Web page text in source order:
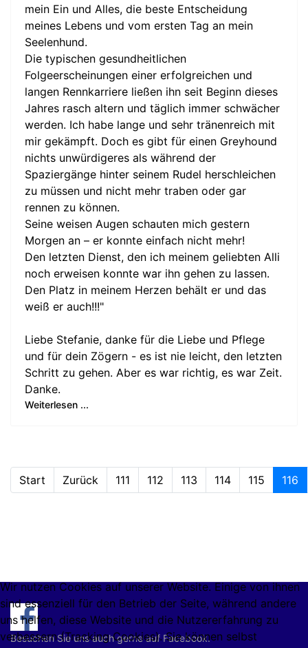
mein Ein und Alles, die beste Entscheidung
meines Lebens und vom ersten Tag an mein
Seelenhund.
Die typischen gesundheitlichen
Folgeerscheinungen einer erfolgreichen und
langen Rennkarriere ließen ihn seit Beginn dieses
Jahres rasch altern und täglich immer schwächer
werden. Ich habe lange und sehr tränenreich mit
mir gekämpft. Doch es gibt für einen Greyhound
nichts unwürdigeres als während der
Spaziergänge hinter seinem Rudel herschleichen
zu müssen und nicht mehr traben oder gar
rennen zu können.
Seine weisen Augen schauten mich gestern
Morgen an – er konnte einfach nicht mehr!
Den letzten Dienst, den ich meinem geliebten Alli
noch erweisen konnte war ihn gehen zu lassen.
Den Platz in meinem Herzen behält er und das
weiß er auch!!!"
Liebe Stefanie, danke für die Liebe und Pflege
und für dein Zögern - es ist nie leicht, den letzten
Schritt zu gehen. Aber es war richtig, es war Zeit.
Danke.
Weiterlesen ...
Start Zurück 111 112 113 114 115 116
Besuchen Sie uns auch gerne auf Facebook.
Wir nutzen Cookies auf unserer Website. Einige von ihnen
sind essenziell für den Betrieb der Seite, während andere
uns helfen, diese Website und die Nutzererfahrung zu
verbessern (Tracking Cookies). Sie können selbst